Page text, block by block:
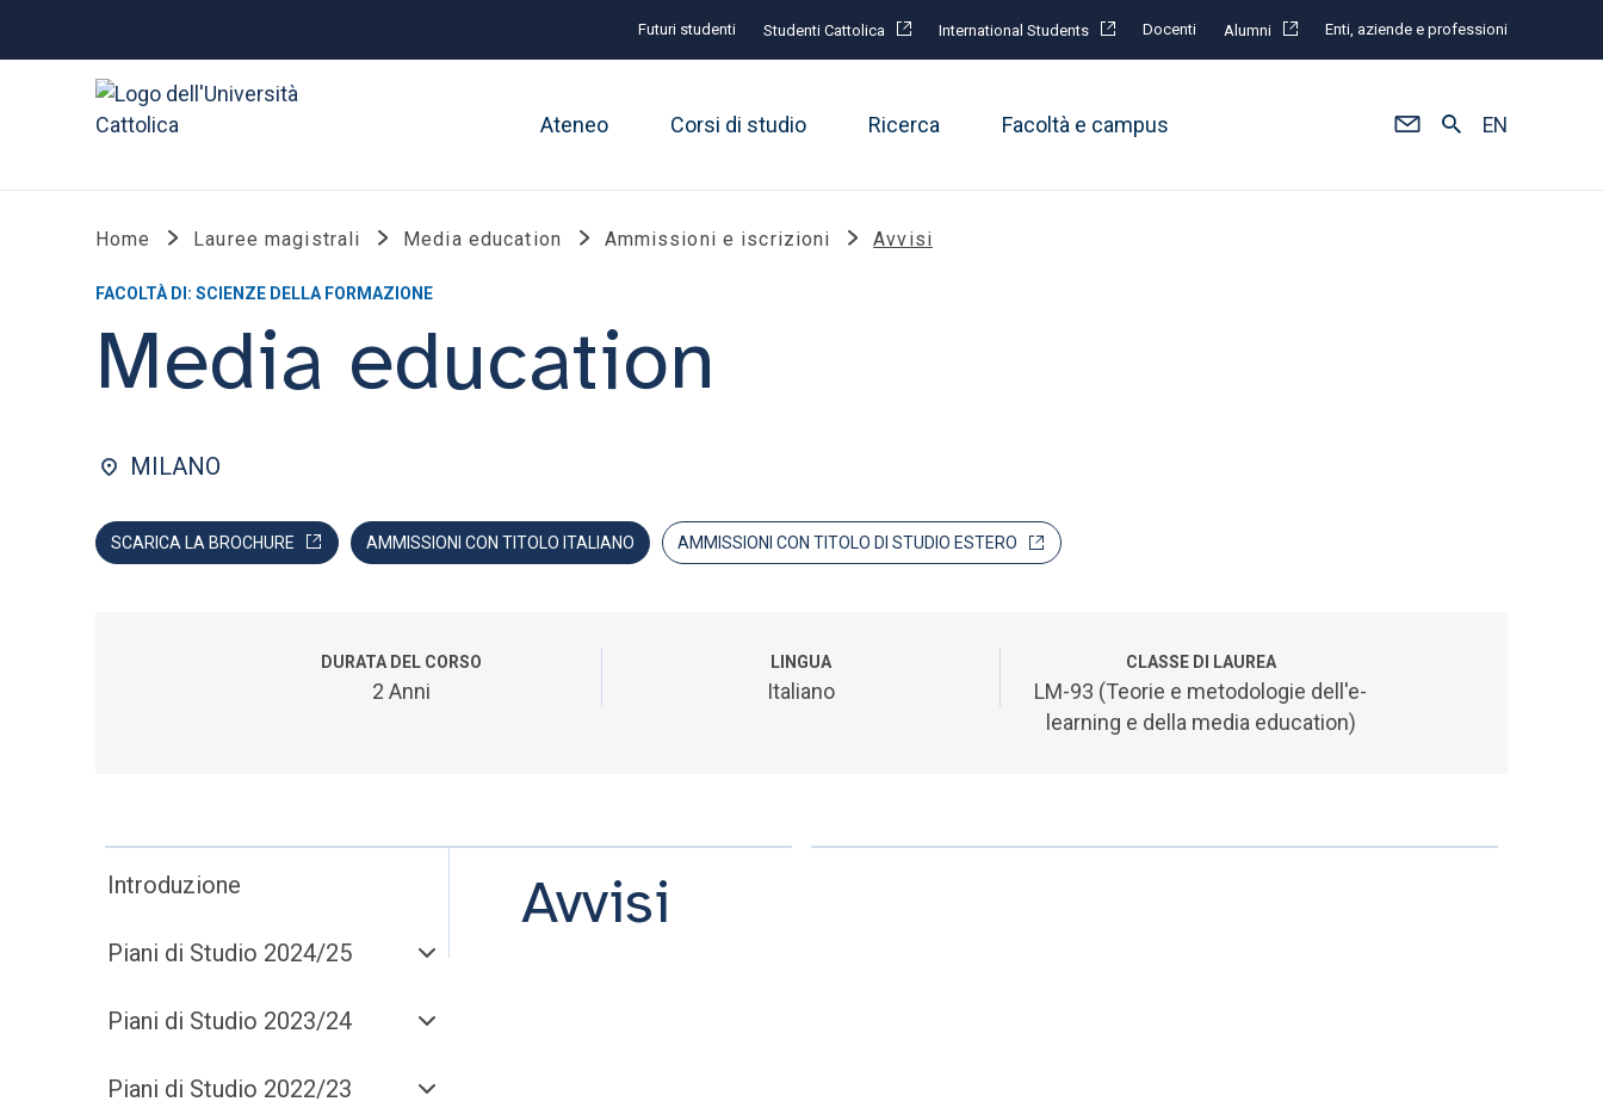
Futuri studenti Studenti Cattolica International Students Docenti Alumni Enti, aziende e professioni
Ateneo Corsi di studio Ricerca Facoltà e campus EN
Home Lauree magistrali Media education Ammissioni e iscrizioni Avvisi
FACOLTÀ DI: SCIENZE DELLA FORMAZIONE
Media education
MILANO
SCARICA LA BROCHURE AMMISSIONI CON TITOLO ITALIANO AMMISSIONI CON TITOLO DI STUDIO ESTERO
DURATA DEL CORSO
2 Anni
LINGUA
Italiano
CLASSE DI LAUREA
LM-93 (Teorie e metodologie dell'e-
learning e della media education)
Introduzione
Piani di Studio 2024/25
Piani di Studio 2023/24
Piani di Studio 2022/23
Avvisi